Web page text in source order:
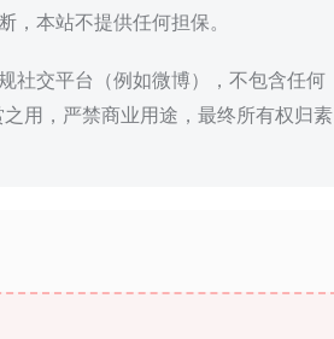
，本站不提供任何担保。
社交平台（例如微博），不包含任何
用，严禁商业用途，最终所有权归素